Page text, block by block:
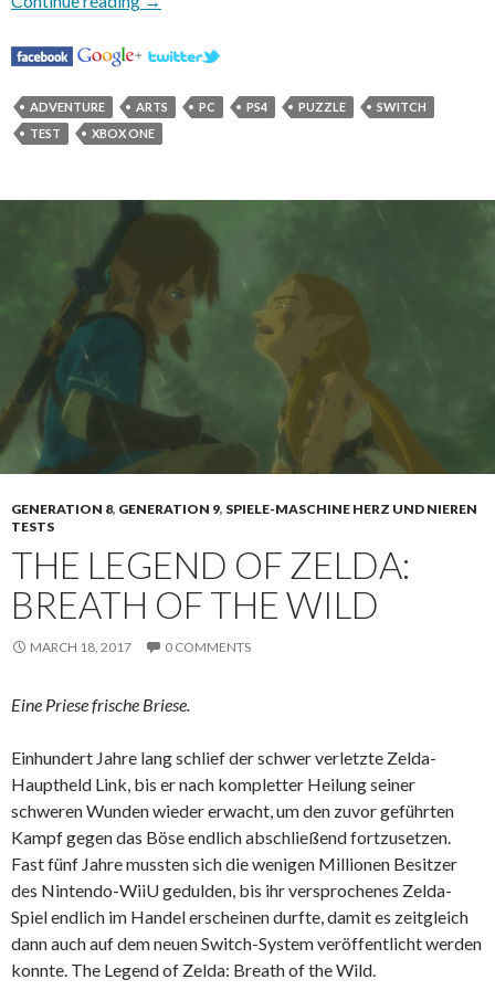
ADVENTURE ARTS PC PS4 PUZZLE
SWITCH
TEST
XBOX ONE
GENERATION 8, GENERATION 9, SPIELE-MASCHINE HERZ UND NIEREN
TESTS
THE LEGEND OF ZELDA:
BREATH OF THE WILD
MARCH 18, 2017 0 COMMENTS
Eine Priese frische Briese.
Einhundert Jahre lang schlief der schwer verletzte Zelda-
Hauptheld Link, bis er nach kompletter Heilung seiner
schweren Wunden wieder erwacht, um den zuvor geführten
Kampf gegen das Böse endlich abschließend fortzusetzen.
Fast fünf Jahre mussten sich die wenigen Millionen Besitzer
des Nintendo-WiiU gedulden, bis ihr versprochenes Zelda-
Spiel endlich im Handel erscheinen durfte, damit es zeitgleich
dann auch auf dem neuen Switch-System veröffentlicht werden
konnte. The Legend of Zelda: Breath of the Wild.